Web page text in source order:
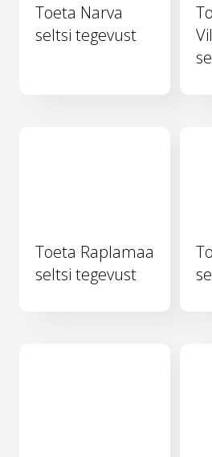
Toeta Narva
seltsi tegevust
Toeta Raplamaa
seltsi tegevust